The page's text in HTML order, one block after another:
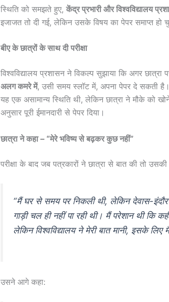
स्थिति को समझते हुए, केंद्र प्रभारी और विश्वविद्यालय
इजाजत तो दी गई, लेकिन उसके विषय का पेपर समाप्त हो
बीए के छात्रों के साथ दी परीक्षा
विश्वविद्यालय प्रशासन ने विकल्प सुझाया कि अगर छात्रा
अलग कमरे में, उसी समय स्लॉट में, अपना पेपर दे सकती है।
यह एक असामान्य स्थिति थी, लेकिन छात्रा ने मौके को
अनुसार पूरी ईमानदारी से पेपर दिया।
छात्रा ने कहा – “मेरे भविष्य से बढ़कर कुछ नहीं”
परीक्षा के बाद जब पत्रकारों ने छात्रा से बात की तो
“मैं घर से समय पर निकली थी, लेकिन देवास-
गाड़ी चल ही नहीं पा रही थी। मैं परेशान थी कि
लेकिन विश्वविद्यालय ने मेरी बात मानी, इसके लिए
उसने आगे कहा: